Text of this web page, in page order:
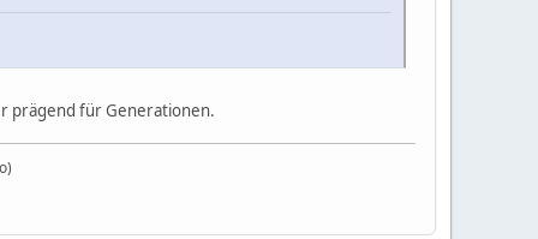
prägend für Generationen.